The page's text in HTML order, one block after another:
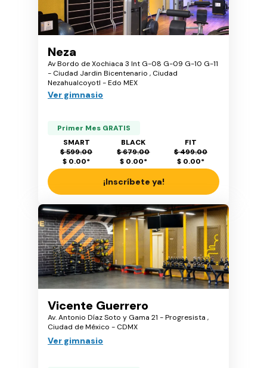
Neza
Av Bordo de Xochiaca 3 Int G-08 G-09 G-10 G-11
- Ciudad Jardin Bicentenario , Ciudad
Nezahualcoyotl - Edo MEX
Ver gimnasio
Primer Mes GRATIS
SMART
$ 599.00
$ 0.00*
BLACK
$ 679.00
$ 0.00*
FIT
$ 499.00
$ 0.00*
¡Inscríbete ya!
Vicente Guerrero
Av. Antonio Díaz Soto y Gama 21 - Progresista ,
Ciudad de México - CDMX
Ver gimnasio